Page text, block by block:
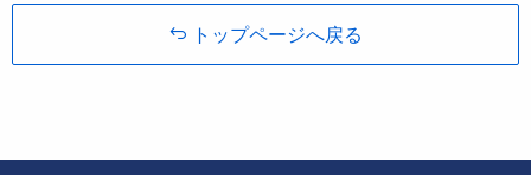
トップページへ戻る